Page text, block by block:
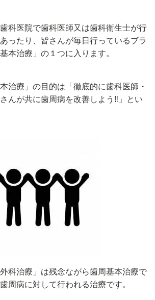
科医院で歯科医師又は歯科衛生士が行
ったり、皆さんが毎日行っているブラ
本治療」の１つに入ります。
治療」の目的は「徹底的に歯科医師・
んが共に歯周病を改善しよう‼︎」とい
科治療」は残念ながら歯周基本治療で
周病に対して行われる治療です。